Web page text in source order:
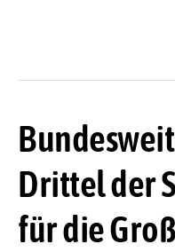
Drittel der
für die